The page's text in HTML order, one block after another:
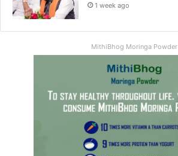
1 week ago
MithiBhog Moringa Powder